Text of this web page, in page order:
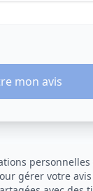
mon avis
gérer votre